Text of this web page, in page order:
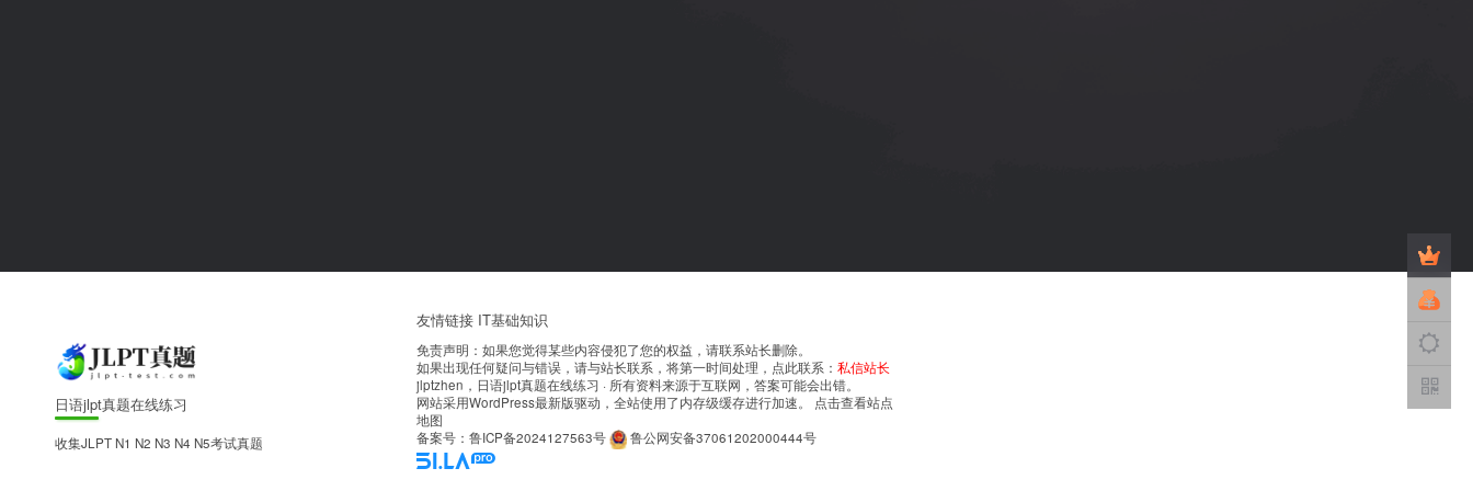
日语jlpt真题在线练习
收集JLPT N1 N2 N3 N4 N5考试真题
友情链接 IT基础知识
免责声明：如果您觉得某些内容侵犯了您的权益，请联系站长删除。
如果出现任何疑问与错误，请与站长联系，将第一时间处理，点此联系： 私信站长
jlptzhen，日语jlpt真题在线练习 · 所有资料来源于互联网，答案可能会出错。
网站采用WordPress最新版驱动，全站使用了内存级缓存进行加速。 点击查看站点
地图
备案号： 鲁ICP备2024127563号 鲁公网安备37061202000444号